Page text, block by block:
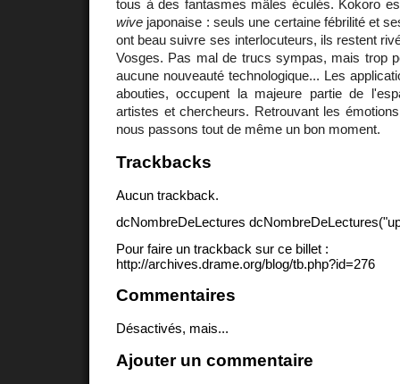
tous à des fantasmes mâles éculés. Kokoro
wive japonaise : seuls une certaine fébrilité et
ont beau suivre ses interlocuteurs, ils restent
Vosges. Pas mal de trucs sympas, mais trop
aucune nouveauté technologique... Les
abouties, occupent la majeure partie de
artistes et chercheurs. Retrouvant les
nous passons tout de même un bon moment.
Trackbacks
Aucun trackback.
dcNombreDeLectures
Pour faire un trackback sur ce billet :
http://archives.drame.org/blog/tb.php?id=276
Commentaires
Désactivés, mais...
Ajouter un commentaire